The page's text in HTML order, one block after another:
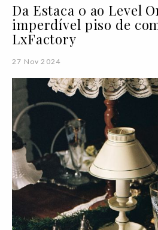
Da Estaca 0 ao Level
imperdível piso de
LxFactory
27 Nov 2024